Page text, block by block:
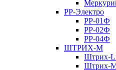
РР-Электро
РР-01Ф
РР-02Ф
РР-04Ф
ШТРИХ-М
Штрих-
Штрих-